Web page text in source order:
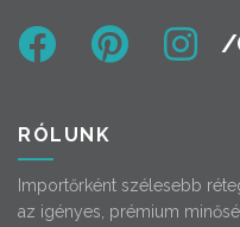
RÓLUNK
Importőrként szélesebb
az igényes, prémium